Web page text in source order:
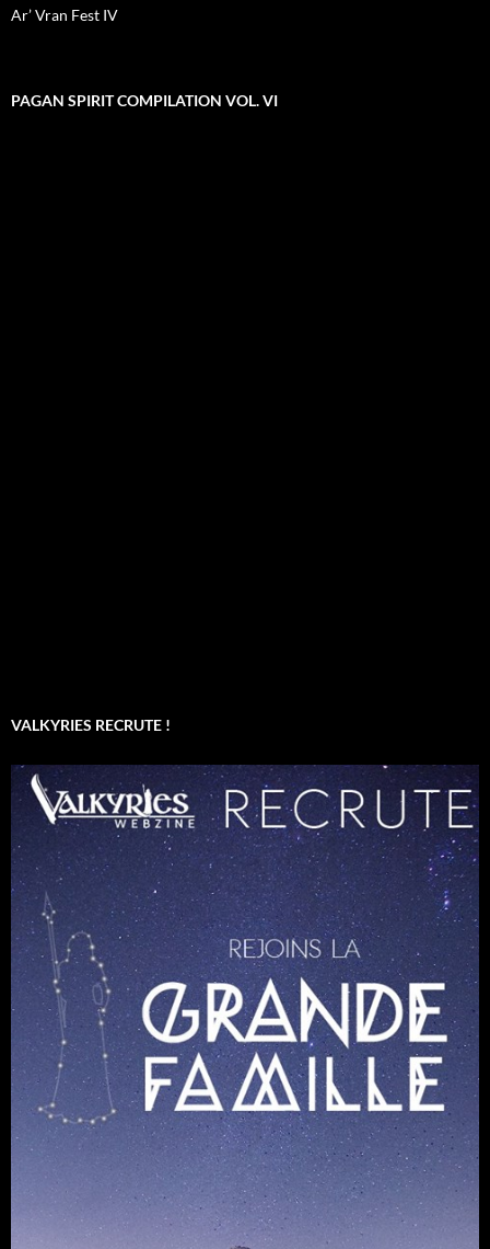
Ar’ Vran Fest IV
PAGAN SPIRIT COMPILATION VOL. VI
VALKYRIES RECRUTE !